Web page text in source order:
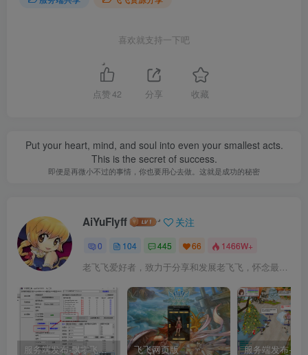
喜欢就支持一下吧
点赞 42 分享 收藏
Put your heart, mind, and soul into even your smallest acts.
This is the secret of success.
即便是再微小不过的事情，你也要用心去做。这就是成功的秘密
AiYuFlyff 关注
0 104 445 66 1466W+
服务端发布-飘零飞飞V19单机一键端 飞飞网页版